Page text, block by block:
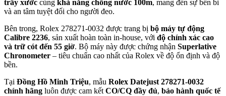
trầy xước cùng khả năng chống nước 100m, mang đến sự bền bỉ
và an tâm tuyệt đối cho người đeo.
Bên trong, Rolex 278271-0032 được trang bị bộ máy tự động
Calibre 2236, sản xuất hoàn toàn in-house, với độ chính xác cao
và trữ cót đến 55 giờ. Bộ máy này được chứng nhận Superlative
Chronometer – tiêu chuẩn cao nhất của Rolex về độ ổn định và độ
bền.
Tại Đồng Hồ Minh Triệu, mẫu Rolex Datejust 278271-0032
chính hãng luôn được cam kết CO/CQ đầy đủ, bảo hành quốc tế